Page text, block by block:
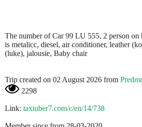
The number of Car 99 LU 555, 2 person on
is metalicc, diesel, air conditioner, leather
(luke), jalousie, Baby chair
Trip created on 02 August 2026 from
2298
Link: taxiuber7.com/c/en/14/738